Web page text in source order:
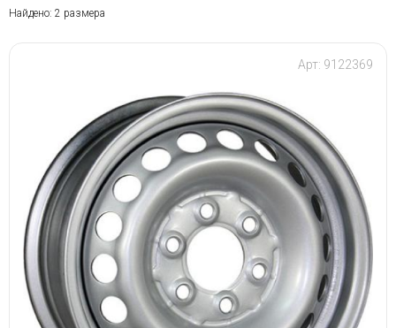
Найдено: 2 размера
Арт: 9122369